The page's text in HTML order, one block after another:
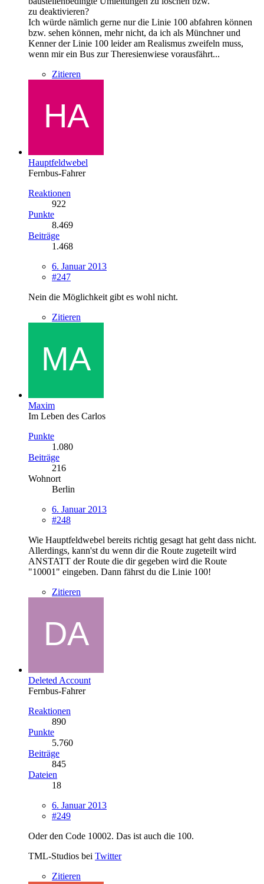
zu deaktivieren?
Ich würde nämlich gerne nur die Linie 100 abfahren können
bzw. sehen können, mehr nicht, da ich als Münchner und
Kenner der Linie 100 leider am Realismus zweifeln muss,
wenn mir ein Bus zur Theresienwiese vorausfährt...
Zitieren
Hauptfeldwebel
Fernbus-Fahrer
Reaktionen
922
Punkte
8.469
Beiträge
1.468
6. Januar 2013
#247
Nein die Möglichkeit gibt es wohl nicht.
Zitieren
Maxim
Im Leben des Carlos
Punkte
1.080
Beiträge
216
Wohnort
Berlin
6. Januar 2013
#248
Wie Hauptfeldwebel bereits richtig gesagt hat geht dass nicht.
Allerdings, kann'st du wenn dir die Route zugeteilt wird
ANSTATT der Route die dir gegeben wird die Route
"10001" eingeben. Dann fährst du die Linie 100!
Zitieren
Deleted Account
Fernbus-Fahrer
Reaktionen
890
Punkte
5.760
Beiträge
845
Dateien
18
6. Januar 2013
#249
Oder den Code 10002. Das ist auch die 100.
TML-Studios bei Twitter
Zitieren